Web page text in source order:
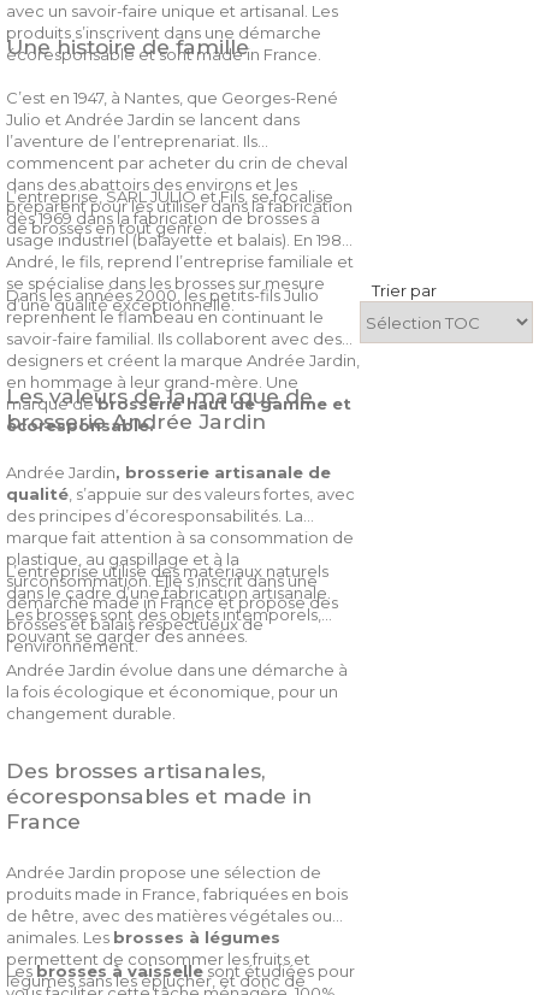
avec un savoir-faire unique et artisanal. Les
produits s’inscrivent dans une démarche
écoresponsable et sont made in France.
Une histoire de famille
C’est en 1947, à Nantes, que Georges-René
Julio et Andrée Jardin se lancent dans
l’aventure de l’entreprenariat. Ils
commencent par acheter du crin de cheval
dans des abattoirs des environs et les
préparent pour les utiliser dans la fabrication
de brosses en tout genre.
L’entreprise, SARL JULIO et Fils, se focalise
dès 1969 dans la fabrication de brosses à
usage industriel (balayette et balais). En 1984,
André, le fils, reprend l’entreprise familiale et
se spécialise dans les brosses sur mesure
d’une qualité exceptionnelle.
Dans les années 2000, les petits-fils Julio
reprennent le flambeau en continuant le
savoir-faire familial. Ils collaborent avec des
designers et créent la marque Andrée Jardin,
en hommage à leur grand-mère. Une
marque debrosserie haut de gamme et
écoresponsable.
Les valeurs de la marque de
brosserie Andrée Jardin
Andrée Jardin, brosserie artisanale de
qualité s’appuie sur des valeurs fortes, avec
des principes d’écoresponsabilités. La
marque fait attention à sa consommation de
plastique, au gaspillage et à la
surconsommation. Elle s’inscrit dans une
démarche made in France et propose des
brosses et balais respectueux de
l’environnement.
L’entreprise utilise des matériaux naturels
dans le cadre d’une fabrication artisanale.
Les brosses sont des objets intemporels,
pouvant se garder des années.
Andrée Jardin évolue dans une démarche à
la fois écologique et économique, pour un
changement durable.
Des brosses artisanales,
écoresponsables et made in
France
Andrée Jardin propose une sélection de
produits made in France, fabriquées en bois
de hêtre, avec des matières végétales ou
animales. Les brosses à légumes
permettent de consommer les fruits et
légumes sans les éplucher, et donc de
Lesbrosses à vaissellesont étudiées pour
Trier par